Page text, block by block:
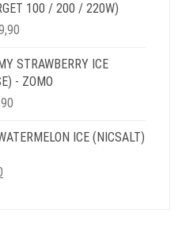
100 / 200 / 220W)
R$ 34,90
THROUGH
STRAWBERRY ICE
- ZOMO
R$ 34,90
ICE (NICSALT)